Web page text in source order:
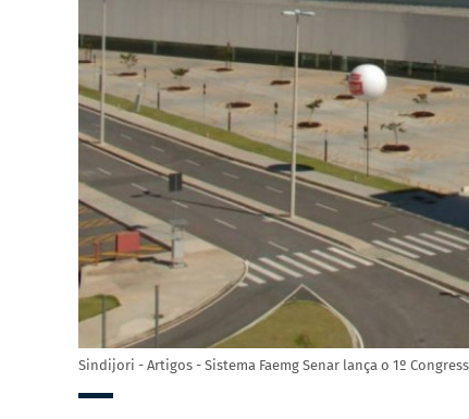
Sindijori - Artigos - Sistema Faemg Senar lança o 1º